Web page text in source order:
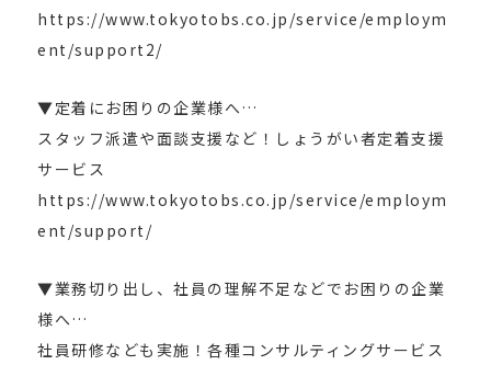
https://www.tokyotobs.co.jp/service/employm
ent/support2/
▼定着にお困りの企業様へ…
スタッフ派遣や面談支援など！しょうがい者定着支援
サービス
https://www.tokyotobs.co.jp/service/employm
ent/support/
▼業務切り出し、社員の理解不足などでお困りの企業
様へ…
社員研修なども実施！各種コンサルティングサービス